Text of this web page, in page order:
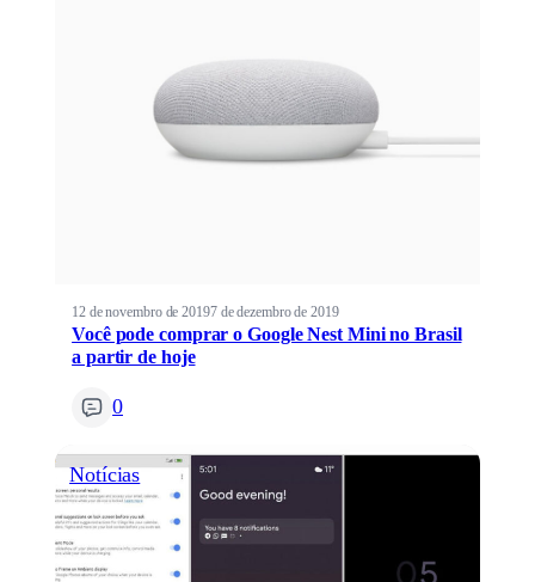
12 de novembro de 20197 de dezembro de 2019
Você pode comprar o Google Nest Mini no Brasil
a partir de hoje
0
Notícias